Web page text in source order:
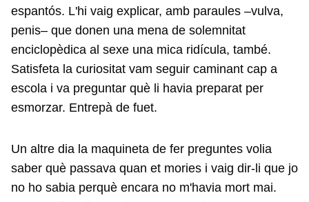
espantós. L'hi vaig explicar, amb paraules –vulva,
penis– que donen una mena de solemnitat
enciclopèdica al sexe una mica ridícula, també.
Satisfeta la curiositat vam seguir caminant cap a
escola i va preguntar què li havia preparat per
esmorzar. Entrepà de fuet.
Un altre dia la maquineta de fer preguntes volia
saber què passava quan et mories i vaig dir-li que jo
no ho sabia perquè encara no m'havia mort mai.